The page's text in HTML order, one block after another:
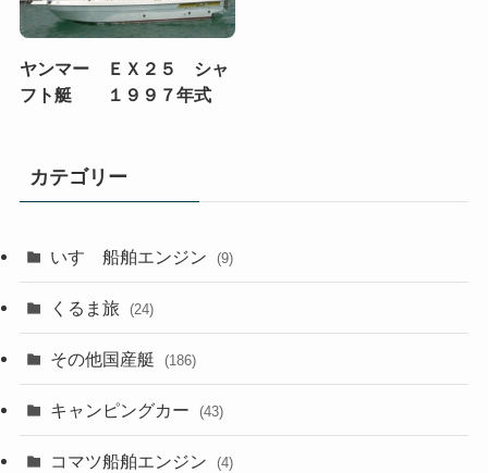
ヤンマー ＥＸ２５ シャ
フト艇 １９９７年式
カテゴリー
いすゞ船舶エンジン (9)
くるま旅 (24)
その他国産艇 (186)
キャンピングカー (43)
コマツ船舶エンジン (4)